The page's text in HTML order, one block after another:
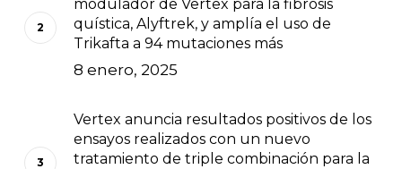
modulador de Vertex para la fibrosis
quística, Alyftrek, y amplía el uso de
Trikafta a 94 mutaciones más
8 enero, 2025
Vertex anuncia resultados positivos de los
ensayos realizados con un nuevo
tratamiento de triple combinación para la